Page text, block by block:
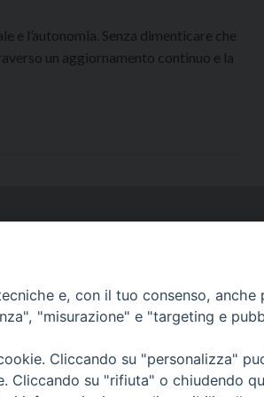
e l’autonomia. Senza dimenticare che
un aggiornamento continuo e la
Via G. Galilei 36 Albenga
e, con il tuo consenso,
"misurazione" e "targeting e
Cliccando su "personalizza"
Cliccando su "rifiuta" o chiudendo